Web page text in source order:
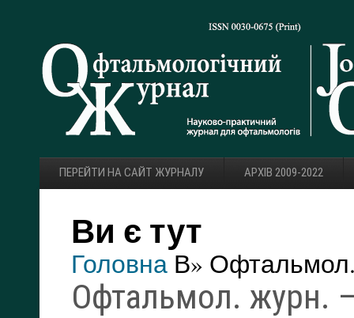
ПЕРЕЙТИ НА САЙТ ЖУРНАЛУ АРХІВ 2009-2022
Ви є тут
Головна В»
Офтальмол. журн.